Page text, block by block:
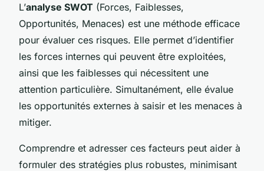
L’analyse SWOT (Forces, Faiblesses,
Opportunités, Menaces) est une méthode efficace
pour évaluer ces risques. Elle permet d’identifier
les forces internes qui peuvent être exploitées,
ainsi que les faiblesses qui nécessitent une
attention particulière. Simultanément, elle évalue
les opportunités externes à saisir et les menaces à
mitiger.
Comprendre et adresser ces facteurs peut aider à
formuler des stratégies plus robustes, minimisant